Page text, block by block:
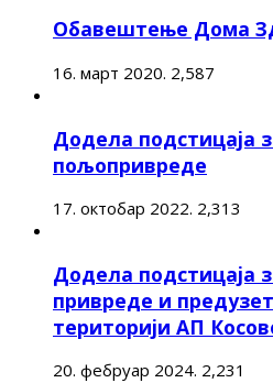
Обавештење Дома
16. март 2020. 2,587
Додела подстицаја
пољопривреде
17. октобар 2022. 2,313
Додела подстицаја
привреде и
територији АП
20. фебруар 2024. 2,231